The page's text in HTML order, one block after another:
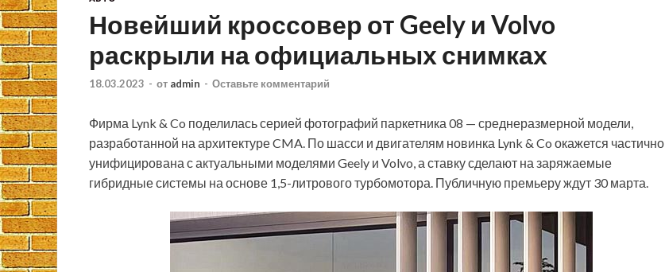
Новейший кроссовер от Geely и Volvo
раскрыли на официальных снимках
18.03.2023 - от admin - Оставьте комментарий
Фирма Lynk & Co поделилась серией фотографий паркетника 08 — среднеразмерной модели,
разработанной на архитектуре CMA. По шасси и двигателям новинка Lynk & Co окажется частично
унифицирована с актуальными моделями Geely и Volvo, а ставку сделают на заряжаемые
гибридные системы на основе 1,5-литрового турбомотора. Публичную премьеру ждут 30 марта.